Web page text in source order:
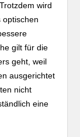
wird
optischen
gilt für die
geht, weil
ausgerichtet
nicht
eine